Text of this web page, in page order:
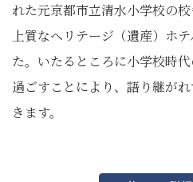
れた元京都市立清水小学校の校
上質なヘリテージ（遺産）ホ
た。いたるところに小学校時
過ごすことにより、語り継が
きます。